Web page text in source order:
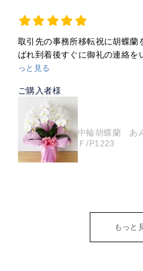
取引先の事務所移転祝に胡蝶蘭
ばれ到着後すぐに御礼の連絡を
っと見る
ご購入者様
中輪胡蝶蘭 あ
Ｆ/P1223
もっと